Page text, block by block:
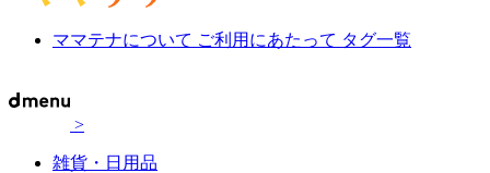
ママテナについて ご利用にあたって タグ一覧
>
雑貨・日用品